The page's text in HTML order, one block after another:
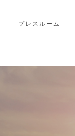
プレスルーム